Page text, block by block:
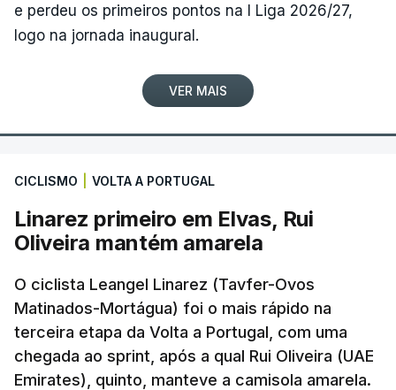
e perdeu os primeiros pontos na I Liga 2026/27,
logo na jornada inaugural.
VER MAIS
CICLISMO VOLTA A PORTUGAL
Linarez primeiro em Elvas, Rui
Oliveira mantém amarela
O ciclista Leangel Linarez (Tavfer-Ovos
Matinados-Mortágua) foi o mais rápido na
terceira etapa da Volta a Portugal, com uma
chegada ao sprint, após a qual Rui Oliveira (UAE
Emirates), quinto, manteve a camisola amarela.